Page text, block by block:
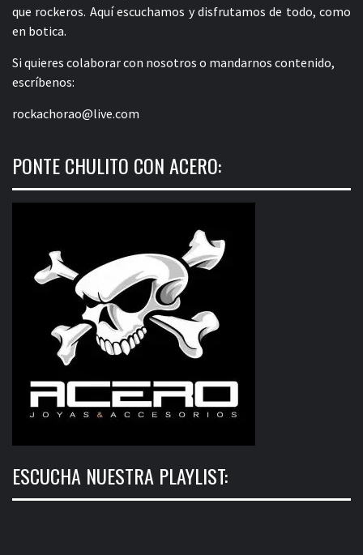
que rockeros. Aquí escuchamos y disfrutamos de todo, como
en botica.
Si quieres colaborar con nosotros o mandarnos contenido,
escríbenos:
rockachorao@live.com
PONTE CHULITO CON ACERO:
ESCUCHA NUESTRA PLAYLIST: